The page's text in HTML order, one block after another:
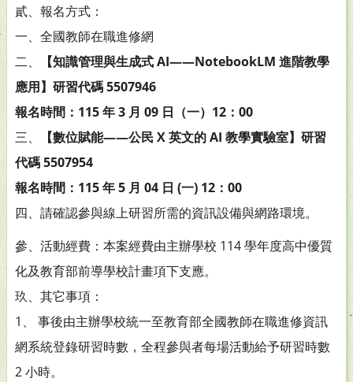
貳、報名方式：
一、全國教師在職進修網
二、
【知識管理與生成式 AI——NotebookLM 進階教學
應用】研習代碼 5507946
報名時間：115 年 3 月 09 日（一）12：00
三、
【數位賦能——公民 X 英文的 AI 教學實驗室】研習
代碼 5507954
報名時間：115 年 5 月 04 日 (一) 12：00
四、請確認參與線上研習所需的資訊設備與網路環境。
參、活動經費：本案經費由主辦學校 114 學年度高中優質
化及教育部前導學校計畫項下支應。
玖、其它事項：
1、 事後由主辦學校統一至教育部全國教師在職進修資訊
網系統登錄研習時數，全程參與者每場活動給予研習時數
2 小時。